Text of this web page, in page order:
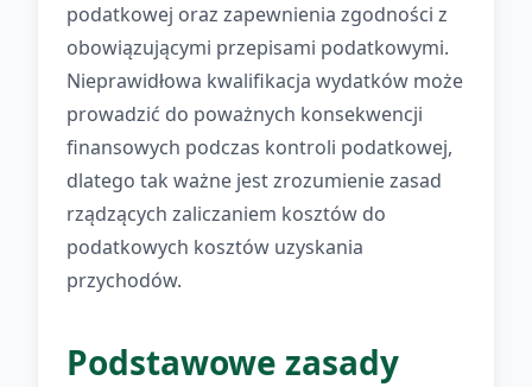
podatkowej oraz zapewnienia zgodności z
obowiązującymi przepisami podatkowymi.
Nieprawidłowa kwalifikacja wydatków może
prowadzić do poważnych konsekwencji
finansowych podczas kontroli podatkowej,
dlatego tak ważne jest zrozumienie zasad
rządzących zaliczaniem kosztów do
podatkowych kosztów uzyskania
przychodów.
Podstawowe zasady